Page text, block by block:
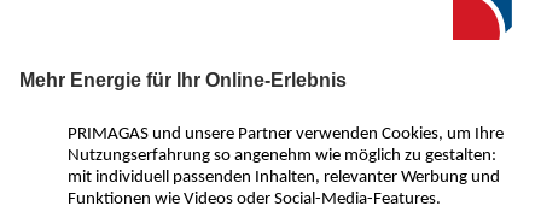
kompetenter Beratung. Von der Gasheizung oder einem
Großgewerbe – mit PRIMAGAS ist alles möglich.
PRIMAGAS Social Media Kanäle: